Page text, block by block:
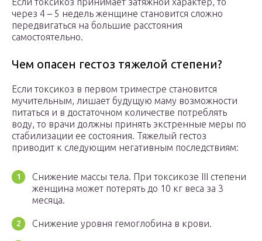
через 4 – 5 недель женщине становится сложно
передвигаться на большие расстояния
самостоятельно.
Чем опасен гестоз тяжелой степени?
Если токсикоз в первом триместре становится
мучительным, лишает будущую маму возможности
питаться и в достаточном количестве потреблять
воду, то врачи должны принять экстренные меры по
стабилизации ее состояния. Тяжелый гестоз
приводит к следующим негативным последствиям:
Снижение массы тела. При токсикозе III степени
женщина может потерять до 10 кг веса за 3
месяца.
Снижение уровня гемоглобина в крови.